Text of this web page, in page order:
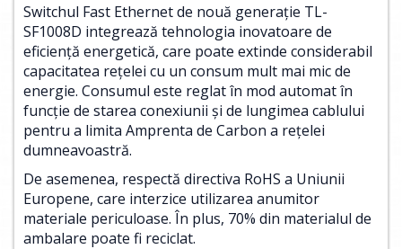
Switchul Fast Ethernet de nouă generaţie TL-
SF1008D integrează tehnologia inovatoare de
eficienţă energetică, care poate extinde considerabil
capacitatea reţelei cu un consum mult mai mic de
energie. Consumul este reglat în mod automat în
funcţie de starea conexiunii şi de lungimea cablului
pentru a limita Amprenta de Carbon a reţelei
dumneavoastră.
De asemenea, respectă directiva RoHS a Uniunii
Europene, care interzice utilizarea anumitor
materiale periculoase. În plus, 70% din materialul de
ambalare poate fi reciclat.